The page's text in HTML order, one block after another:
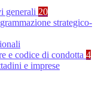
generali 20
strategico-
e codice di condotta 4
e imprese